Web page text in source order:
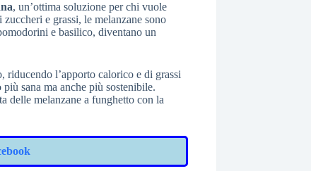
, un’ottima soluzione per chi vuole
zuccheri e grassi, le melanzane sono
e basilico, diventano un
riducendo l’apporto calorico e di grassi
sana ma anche più sostenibile.
delle melanzane a funghetto con la